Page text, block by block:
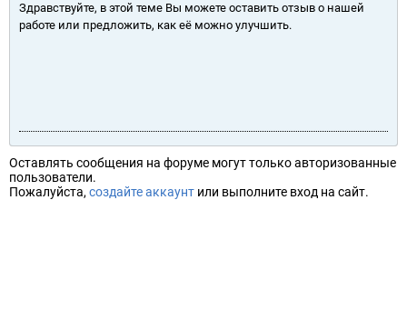
Здравствуйте, в этой теме Вы можете оставить отзыв о нашей
работе или предложить, как её можно улучшить.
Оставлять сообщения на форуме могут только авторизованные
пользователи.
Пожалуйста, создайте аккаунт или выполните вход на сайт.